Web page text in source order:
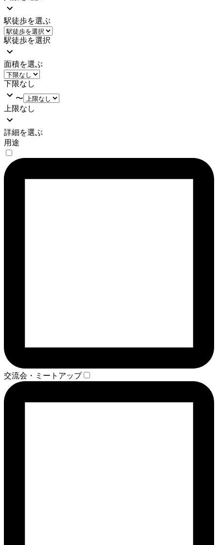
駅徒歩を選ぶ
駅徒歩を選択
面積を選ぶ
下限なし
〜
上限なし
詳細を選ぶ
用途
交流会・ミートアップ